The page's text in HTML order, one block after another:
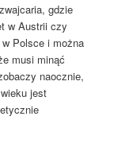
gdzie
w Austrii czy
Polsce i można
musi minąć
naocznie,
jest